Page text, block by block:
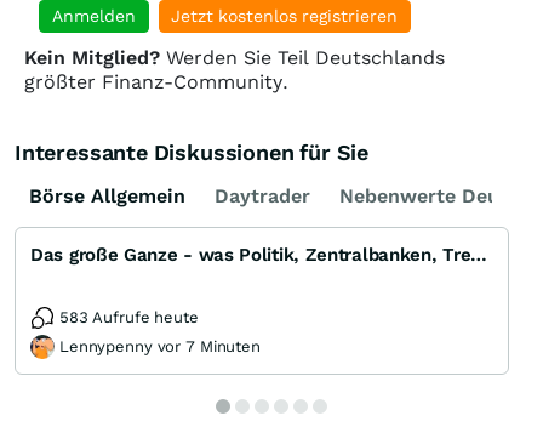
Anmelden Jetzt kostenlos registrieren
Kein Mitglied? Werden Sie Teil Deutschlands
größter Finanz-Community.
Interessante Diskussionen für Sie
Börse Allgemein Daytrader Nebenwerte
Das große Ganze - was Politik, Zentralbanken, Trends, Medien und Gesellschaft mit Aktien, Rohstoffen
583 Aufrufe heute
Lennypenny vor 7 Minuten